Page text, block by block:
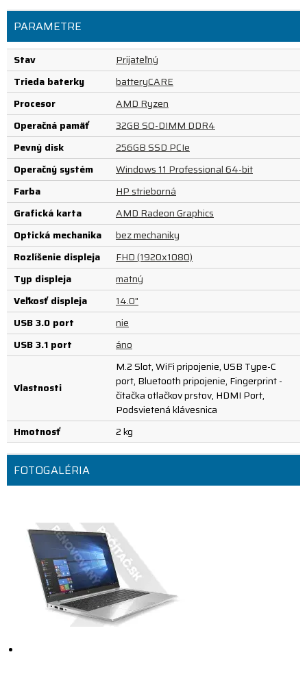
PARAMETRE
Stav
Prijateľný
Trieda baterky
batteryCARE
Procesor
AMD Ryzen
Operačná pamäť
32GB SO-DIMM DDR4
Pevný disk
256GB SSD PCIe
Operačný systém
Windows 11 Professional 64-bit
Farba
HP strieborná
Grafická karta
AMD Radeon Graphics
Optická mechanika
bez mechaniky
Rozlíšenie displeja
FHD (1920x1080)
Typ displeja
matný
Veľkosť displeja
14.0"
USB 3.0 port
nie
USB 3.1 port
áno
Vlastnosti
M.2 Slot, WiFi pripojenie, USB Type-C
port, Bluetooth pripojenie, Fingerprint -
čítačka otlačkov prstov, HDMI Port,
Podsvietená klávesnica
Hmotnosť
2 kg
FOTOGALÉRIA